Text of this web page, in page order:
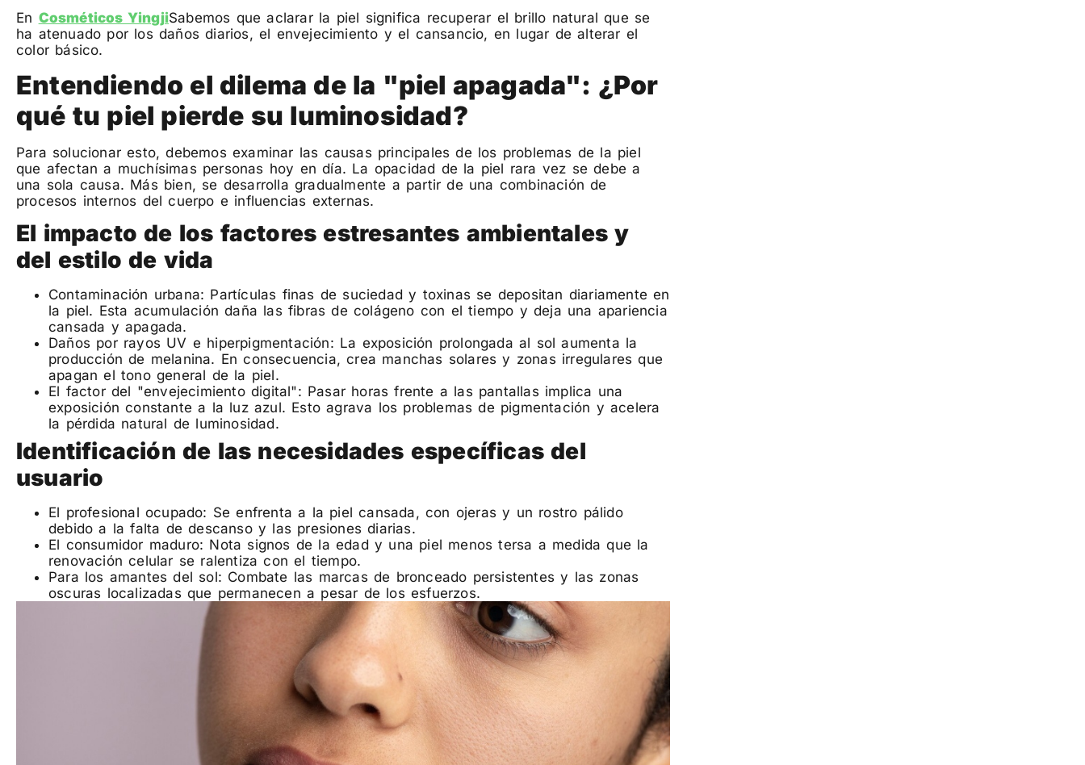
En Cosméticos YingjiSabemos que aclarar la piel significa recuperar el brillo natural que se
ha atenuado por los daños diarios, el envejecimiento y el cansancio, en lugar de alterar el
color básico.
Entendiendo el dilema de la "piel apagada": ¿Por
qué tu piel pierde su luminosidad?
Para solucionar esto, debemos examinar las causas principales de los problemas de la piel
que afectan a muchísimas personas hoy en día. La opacidad de la piel rara vez se debe a
una sola causa. Más bien, se desarrolla gradualmente a partir de una combinación de
procesos internos del cuerpo e influencias externas.
El impacto de los factores estresantes ambientales y
del estilo de vida
Contaminación urbana: Partículas finas de suciedad y toxinas se depositan diariamente en
la piel. Esta acumulación daña las fibras de colágeno con el tiempo y deja una apariencia
cansada y apagada.
Daños por rayos UV e hiperpigmentación: La exposición prolongada al sol aumenta la
producción de melanina. En consecuencia, crea manchas solares y zonas irregulares que
apagan el tono general de la piel.
El factor del "envejecimiento digital": Pasar horas frente a las pantallas implica una
exposición constante a la luz azul. Esto agrava los problemas de pigmentación y acelera
la pérdida natural de luminosidad.
Identificación de las necesidades específicas del
usuario
El profesional ocupado: Se enfrenta a la piel cansada, con ojeras y un rostro pálido
debido a la falta de descanso y las presiones diarias.
El consumidor maduro: Nota signos de la edad y una piel menos tersa a medida que la
renovación celular se ralentiza con el tiempo.
Para los amantes del sol: Combate las marcas de bronceado persistentes y las zonas
oscuras localizadas que permanecen a pesar de los esfuerzos.